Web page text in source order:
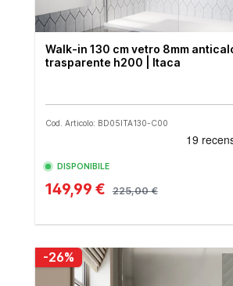
Walk-in 130 cm vetro 8mm
trasparente h200 | Itaca
Cod. Articolo: BD05ITA130-C00
DISPONIBILE
149,99 € 225,00 €
-26%